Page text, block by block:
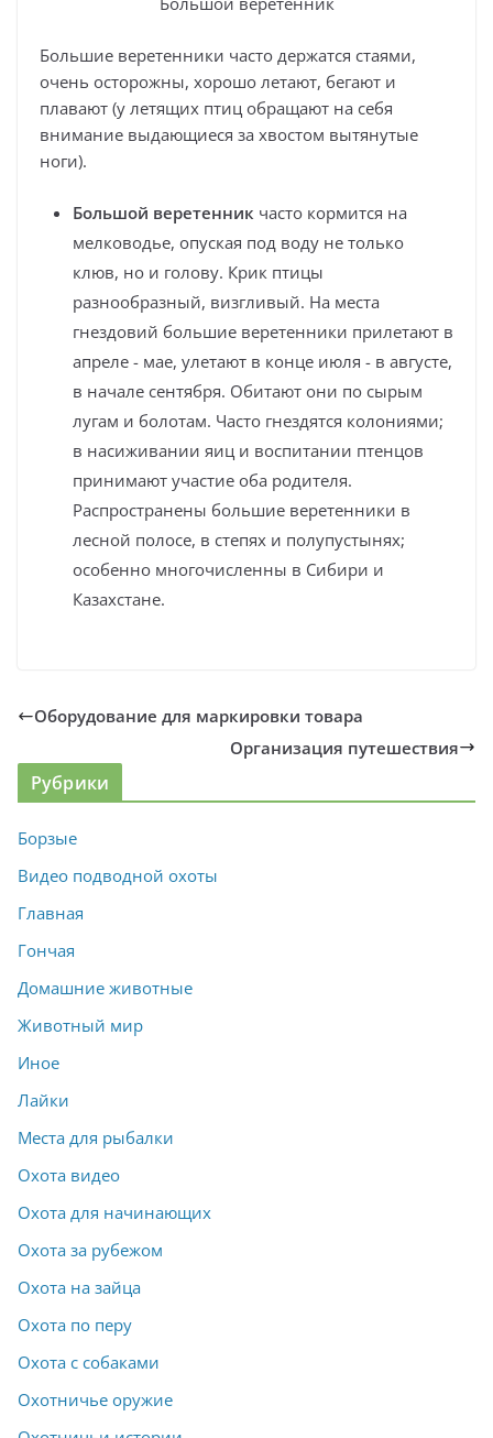
Большие веретенники часто держатся стаями,
очень осторожны, хорошо летают, бегают и
плавают (у летящих птиц обращают на себя
внимание выдающиеся за хвостом вытянутые
ноги).
Большой веретенник часто кормится на
мелководье, опуская под воду не только
клюв, но и голову. Крик птицы
разнообразный, визгливый. На места
гнездовий большие веретенники прилетают в
апреле - мае, улетают в конце июля - в августе,
в начале сентября. Обитают они по сырым
лугам и болотам. Часто гнездятся колониями;
в насиживании яиц и воспитании птенцов
принимают участие оба родителя.
Распространены большие веретенники в
лесной полосе, в степях и полупустынях;
особенно многочисленны в Сибири и
Казахстане.
Оборудование для маркировки товара
Организация путешествия
Рубрики
Борзые
Видео подводной охоты
Главная
Гончая
Домашние животные
Животный мир
Иное
Лайки
Места для рыбалки
Охота видео
Охота для начинающих
Охота за рубежом
Охота на зайца
Охота по перу
Охота с собаками
Охотничье оружие